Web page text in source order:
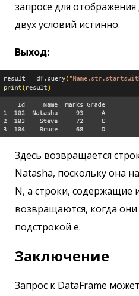
запросе для
двух условий истинно.
Выход:
Здесь возвращается
Natasha, поскольку она
N, а строки, содержащие
возвращаются, когда
подстрокой e.
Заключение
Запрос к DataFrame